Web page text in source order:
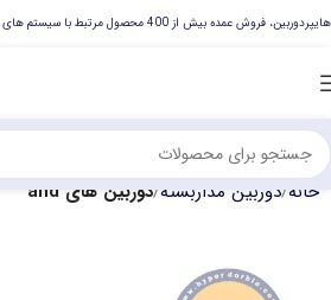
هایپردوربین، فروش عمده بیش از 400 محصول مرتبط با سیستم های حفاظتی
خانه دوربین مداربسته دوربین های ahd